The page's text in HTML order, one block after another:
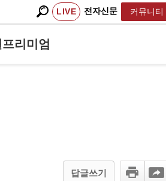
LIVE 전자신문 커뮤니티
프리미엄
답글쓰기